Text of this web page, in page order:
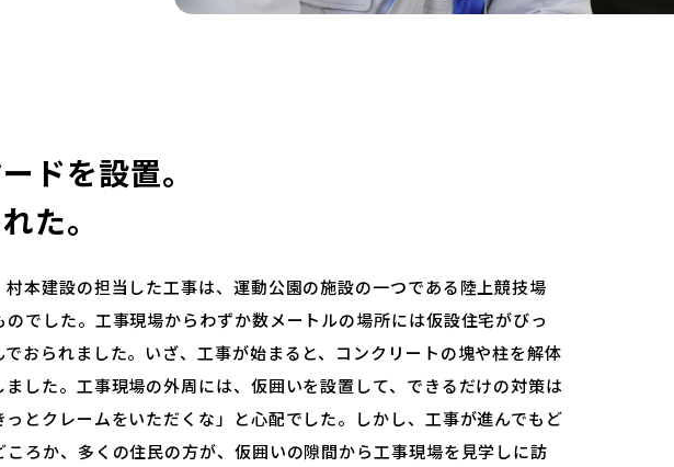
ドを設置。
た。
本建設の担当した工事は、運動公園の施設の一つである陸上競技場
でした。工事現場からわずか数メートルの場所には仮設住宅がびっ
おられました。いざ、工事が始まると、コンクリートの塊や柱を解体
した。工事現場の外周には、仮囲いを設置して、できるだけの対策は
とクレームをいただくな」と心配でした。しかし、工事が進んでもど
ろか、多くの住民の方が、仮囲いの隙間から工事現場を見学しに訪